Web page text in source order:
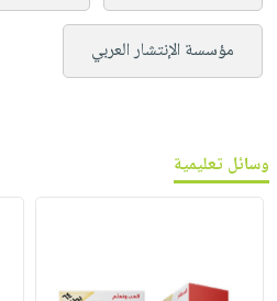
مؤسسة الإنتشار العربي
وسائل تعليمية